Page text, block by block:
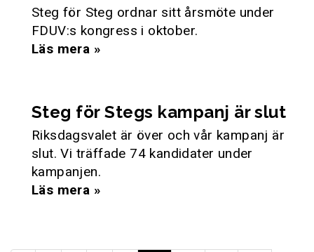
Steg för Steg ordnar sitt årsmöte under
FDUV:s kongress i oktober.
Läs mera »
Steg för Stegs kampanj är slut
Riksdagsvalet är över och vår kampanj är
slut. Vi träffade 74 kandidater under
kampanjen.
Läs mera »